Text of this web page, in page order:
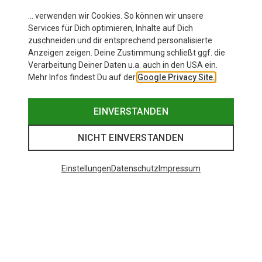
… verwenden wir Cookies. So können wir unsere
Services für Dich optimieren, Inhalte auf Dich
zuschneiden und dir entsprechend personalisierte
Anzeigen zeigen. Deine Zustimmung schließt ggf. die
Verarbeitung Deiner Daten u.a. auch in den USA ein.
Mehr Infos findest Du auf der Google Privacy Site.
EINVERSTANDEN
NICHT EINVERSTANDEN
EinstellungenDatenschutz Impressum